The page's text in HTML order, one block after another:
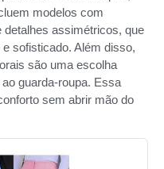
modelos com
assimétricos, que
sofisticado. Além disso,
são uma escolha
guarda-roupa. Essa
sem abrir mão do